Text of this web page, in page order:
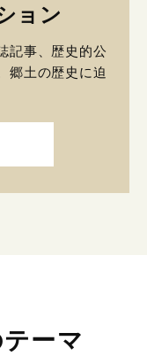
ョン
記事、歴史的公
郷土の歴史に迫
ーマ